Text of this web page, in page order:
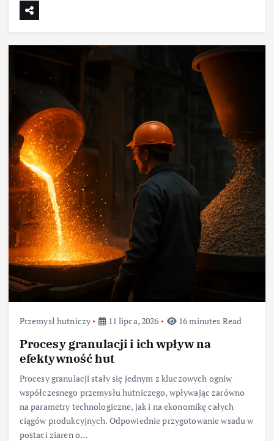
Przemysł hutniczy 11 lipca, 2026 16 minutes Read
Procesy granulacji i ich wpływ na
efektywność hut
Procesy granulacji stały się jednym z kluczowych ogniw
współczesnego przemysłu hutniczego, wpływając zarówno
na parametry technologiczne, jak i na ekonomikę całych
ciągów produkcyjnych. Odpowiednie przygotowanie wsadu w
postaci ziaren o…